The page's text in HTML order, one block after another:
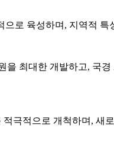
로 육성하며, 지역적
최대한 개발하고, 국
극적으로 개척하며, 새